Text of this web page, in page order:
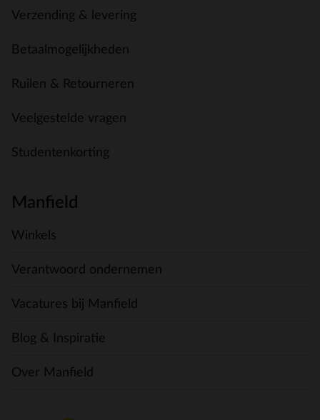
Verzending & levering
Betaalmogelijkheden
Ruilen & Retourneren
Veelgestelde vragen
Studentenkorting
Manfield
Winkels
Verantwoord ondernemen
Vacatures bij Manfield
Blog & Inspiratie
Over Manfield